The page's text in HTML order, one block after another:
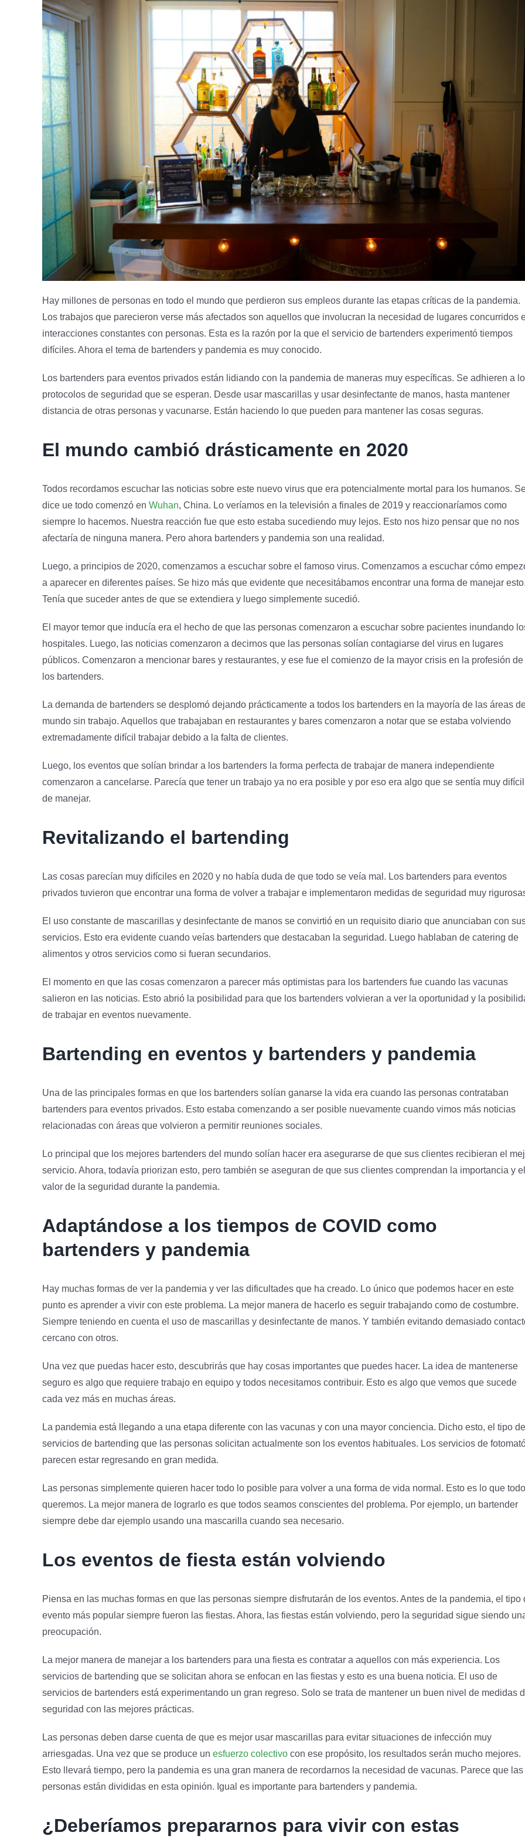
Hay millones de personas en todo el mundo que perdieron sus empleos durante las etapas críticas de la pandemia.
Los trabajos que parecieron verse más afectados son aquellos que involucran la necesidad de lugares concurridos
interacciones constantes con personas. Esta es la razón por la que el servicio de bartenders experimentó tiempos
difíciles. Ahora el tema de bartenders y pandemia es muy conocido.
Los bartenders para eventos privados están lidiando con la pandemia de maneras muy específicas. Se adhieren a
protocolos de seguridad que se esperan. Desde usar mascarillas y usar desinfectante de manos, hasta mantener
distancia de otras personas y vacunarse. Están haciendo lo que pueden para mantener las cosas seguras.
El mundo cambió drásticamente en 2020
Todos recordamos escuchar las noticias sobre este nuevo virus que era potencialmente mortal para los humanos.
dice ue todo comenzó en Wuhan, China. Lo veríamos en la televisión a finales de 2019 y reaccionaríamos como
siempre lo hacemos. Nuestra reacción fue que esto estaba sucediendo muy lejos. Esto nos hizo pensar que no nos
afectaría de ninguna manera. Pero ahora bartenders y pandemia son una realidad.
Luego, a principios de 2020, comenzamos a escuchar sobre el famoso virus. Comenzamos a escuchar cómo
a aparecer en diferentes países. Se hizo más que evidente que necesitábamos encontrar una forma de manejar
Tenía que suceder antes de que se extendiera y luego simplemente sucedió.
El mayor temor que inducía era el hecho de que las personas comenzaron a escuchar sobre pacientes inundando
hospitales. Luego, las noticias comenzaron a decirnos que las personas solían contagiarse del virus en lugares
públicos. Comenzaron a mencionar bares y restaurantes, y ese fue el comienzo de la mayor crisis en la profesión de
los bartenders.
La demanda de bartenders se desplomó dejando prácticamente a todos los bartenders en la mayoría de las áreas
mundo sin trabajo. Aquellos que trabajaban en restaurantes y bares comenzaron a notar que se estaba volviendo
extremadamente difícil trabajar debido a la falta de clientes.
Luego, los eventos que solían brindar a los bartenders la forma perfecta de trabajar de manera independiente
comenzaron a cancelarse. Parecía que tener un trabajo ya no era posible y por eso era algo que se sentía muy difícil
de manejar.
Revitalizando el bartending
Las cosas parecían muy difíciles en 2020 y no había duda de que todo se veía mal. Los bartenders para eventos
privados tuvieron que encontrar una forma de volver a trabajar e implementaron medidas de seguridad muy
El uso constante de mascarillas y desinfectante de manos se convirtió en un requisito diario que anunciaban con
servicios. Esto era evidente cuando veías bartenders que destacaban la seguridad. Luego hablaban de catering de
alimentos y otros servicios como si fueran secundarios.
El momento en que las cosas comenzaron a parecer más optimistas para los bartenders fue cuando las vacunas
salieron en las noticias. Esto abrió la posibilidad para que los bartenders volvieran a ver la oportunidad y la
de trabajar en eventos nuevamente.
Bartending en eventos y bartenders y pandemia
Una de las principales formas en que los bartenders solían ganarse la vida era cuando las personas contrataban
bartenders para eventos privados. Esto estaba comenzando a ser posible nuevamente cuando vimos más noticias
relacionadas con áreas que volvieron a permitir reuniones sociales.
Lo principal que los mejores bartenders del mundo solían hacer era asegurarse de que sus clientes recibieran el
servicio. Ahora, todavía priorizan esto, pero también se aseguran de que sus clientes comprendan la importancia y el
valor de la seguridad durante la pandemia.
Adaptándose a los tiempos de COVID como
bartenders y pandemia
Hay muchas formas de ver la pandemia y ver las dificultades que ha creado. Lo único que podemos hacer en este
punto es aprender a vivir con este problema. La mejor manera de hacerlo es seguir trabajando como de costumbre.
Siempre teniendo en cuenta el uso de mascarillas y desinfectante de manos. Y también evitando demasiado
cercano con otros.
Una vez que puedas hacer esto, descubrirás que hay cosas importantes que puedes hacer. La idea de mantenerse
seguro es algo que requiere trabajo en equipo y todos necesitamos contribuir. Esto es algo que vemos que sucede
cada vez más en muchas áreas.
La pandemia está llegando a una etapa diferente con las vacunas y con una mayor conciencia. Dicho esto, el tipo de
servicios de bartending que las personas solicitan actualmente son los eventos habituales. Los servicios de
parecen estar regresando en gran medida.
Las personas simplemente quieren hacer todo lo posible para volver a una forma de vida normal. Esto es lo que
queremos. La mejor manera de lograrlo es que todos seamos conscientes del problema. Por ejemplo, un bartender
siempre debe dar ejemplo usando una mascarilla cuando sea necesario.
Los eventos de fiesta están volviendo
Piensa en las muchas formas en que las personas siempre disfrutarán de los eventos. Antes de la pandemia, el tipo
evento más popular siempre fueron las fiestas. Ahora, las fiestas están volviendo, pero la seguridad sigue siendo
preocupación.
La mejor manera de manejar a los bartenders para una fiesta es contratar a aquellos con más experiencia. Los
servicios de bartending que se solicitan ahora se enfocan en las fiestas y esto es una buena noticia. El uso de
servicios de bartenders está experimentando un gran regreso. Solo se trata de mantener un buen nivel de medidas
seguridad con las mejores prácticas.
Las personas deben darse cuenta de que es mejor usar mascarillas para evitar situaciones de infección muy
arriesgadas. Una vez que se produce un esfuerzo colectivocon ese propósito, los resultados serán mucho mejores.
Esto llevará tiempo, pero la pandemia es una gran manera de recordarnos la necesidad de vacunas. Parece que las
personas están divididas en esta opinión. Igual es importante para bartenders y pandemia.
¿Deberíamos prepararnos para vivir con estas